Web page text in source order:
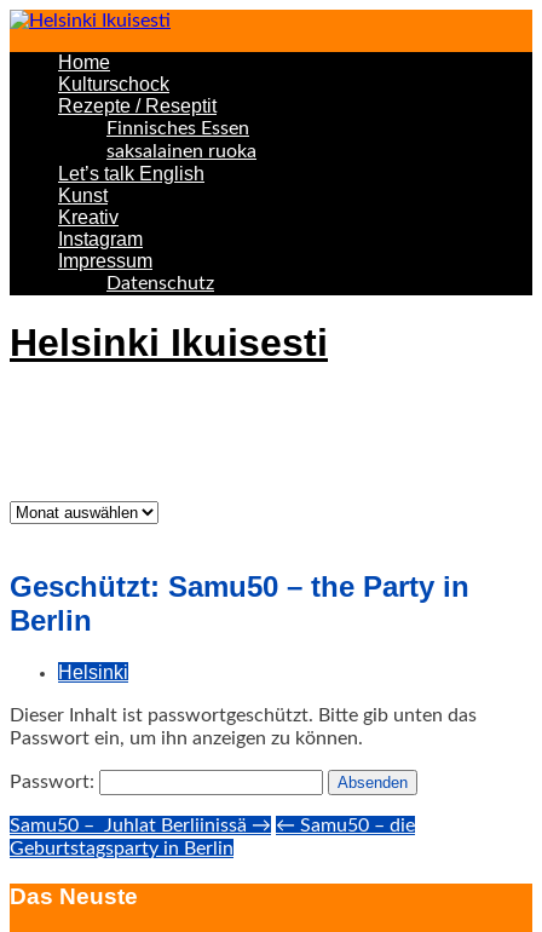
Home
Kulturschock
Rezepte / Reseptit
Finnisches Essen
saksalainen ruoka
Let’s talk English
Kunst
Kreativ
Instagram
Impressum
Datenschutz
Helsinki Ikuisesti
Was
Geschützt: Samu50 – the Party in
Berlin
Helsinki
Dieser Inhalt ist passwortgeschützt. Bitte gib unten das
Passwort ein, um ihn anzeigen zu können.
Passwort:
Post
navigation
Samu50 – Juhlat Berliinissä → ← Samu50 – die
Geburtstagsparty in Berlin
Das Neuste